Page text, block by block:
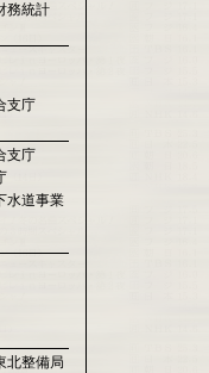
務統計
支庁
支庁
水道事業
北整備局